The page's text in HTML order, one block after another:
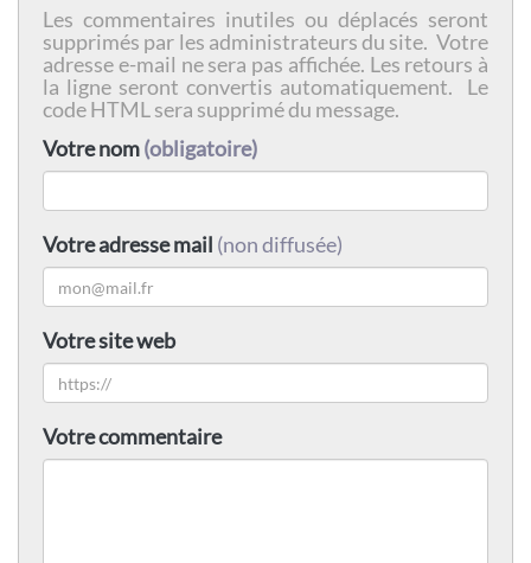
Les commentaires inutiles ou déplacés seront
supprimés par les administrateurs du site. Votre
adresse e-mail ne sera pas affichée. Les retours à
la ligne seront convertis automatiquement. Le
code HTML sera supprimé du message.
Votre nom(obligatoire)
Votre adresse mail (non diffusée)
Votre site web
Votre commentaire